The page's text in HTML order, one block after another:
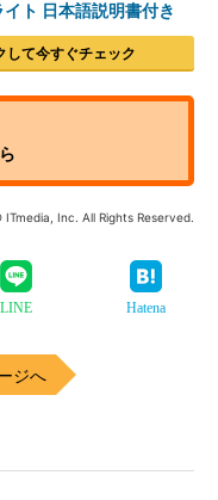
ト 日本語説明書付き
して今すぐチェック
Inc. All Rights Reserved.
LINE Hatena
ジへ